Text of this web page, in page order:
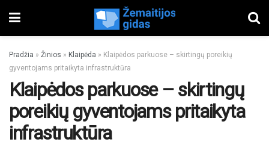
Pradžia » Žinios » Klaipėda » Klaipėdos parkuose – skirtingų poreikių
gyventojams pritaikyta infrastruktūra
Klaipėdos parkuose – skirtingų
poreikių gyventojams pritaikyta
infrastruktūra